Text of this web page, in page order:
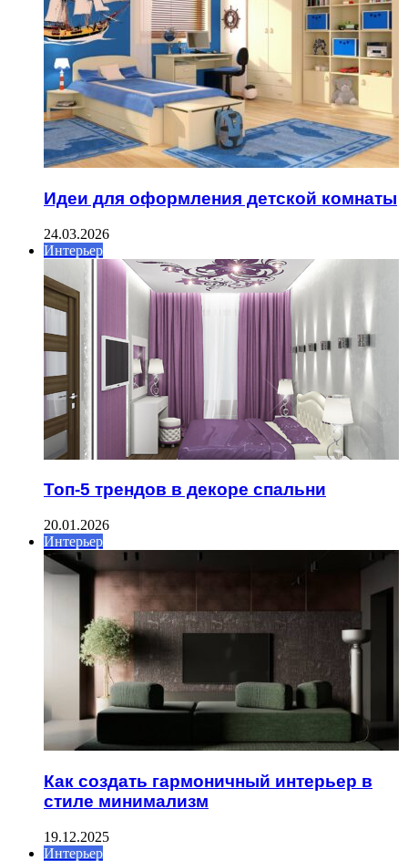
Идеи для оформления детской комнаты
24.03.2026
Интерьер
Топ-5 трендов в декоре спальни
20.01.2026
Интерьер
Как создать гармоничный интерьер в
стиле минимализм
19.12.2025
Интерьер